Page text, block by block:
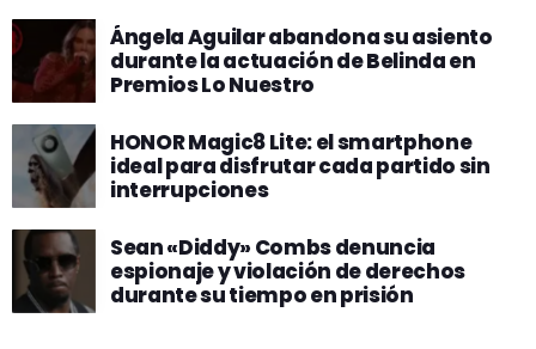
Ángela Aguilar abandona su asiento
durante la actuación de Belinda en
Premios Lo Nuestro
HONOR Magic8 Lite: el smartphone
ideal para disfrutar cada partido sin
interrupciones
Sean «Diddy» Combs denuncia
espionaje y violación de derechos
durante su tiempo en prisión